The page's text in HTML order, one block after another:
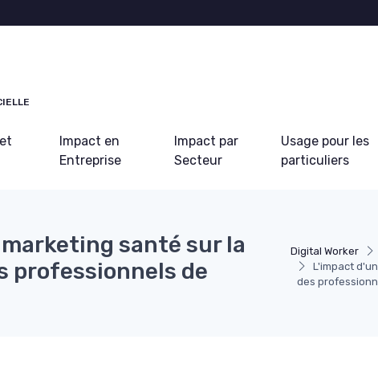
Impact en
Entreprise
Impact par
Secteur
Usage pour les
particuliers
Digital Worker
L'impact
des
santé sur la
professionnels de